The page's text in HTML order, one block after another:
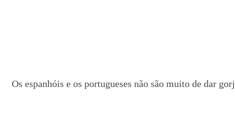
Os espanhóis e os portugueses não são muito de dar